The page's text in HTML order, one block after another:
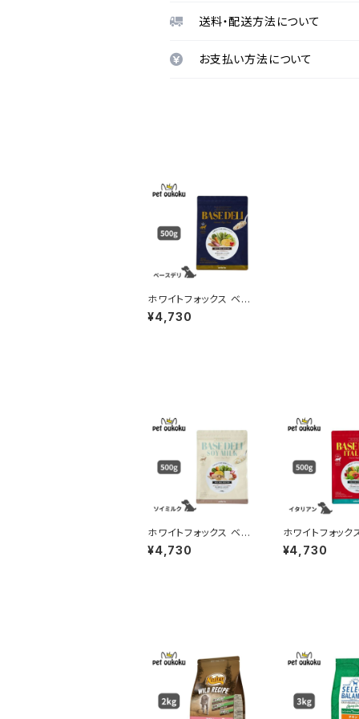
送料・配送方法について
お支払い方法について
ホワイトフォックス ベー
スデリ 500g 4562159
070151
¥4,730
ホワイトフォックス ベー
スデリ ソイミルク 500
g
¥4,730
ホワイトフォック
スデリ イタリア
g
¥4,730